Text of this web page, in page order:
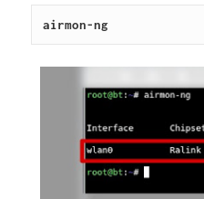
airmon-ng